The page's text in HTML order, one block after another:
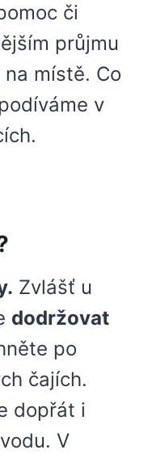
či
průjmu
místě. Co
v
Zvlášť u
dodržovat
po
čajích.
dopřát i
V